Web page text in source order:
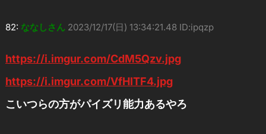
82: ななしさん 2023/12/17(日) 13:34:21.48 ID:ipqzp
https://i.imgur.com/CdM5Qzv.jpg
https://i.imgur.com/VfHITF4.jpg
こいつらの方がパイズリ能力あるやろ